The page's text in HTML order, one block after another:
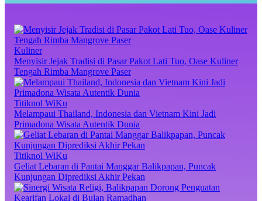
Kuliner
Menyisir Jejak Tradisi di Pasar Pakot Lati Tuo, Oase Kuliner
Tengah Rimba Mangrove Paser
Titiknol WiKu
Melampaui Thailand, Indonesia dan Vietnam Kini Jadi
Primadona Wisata Autentik Dunia
Titiknol WiKu
Geliat Lebaran di Pantai Manggar Balikpapan, Puncak
Kunjungan Diprediksi Akhir Pekan